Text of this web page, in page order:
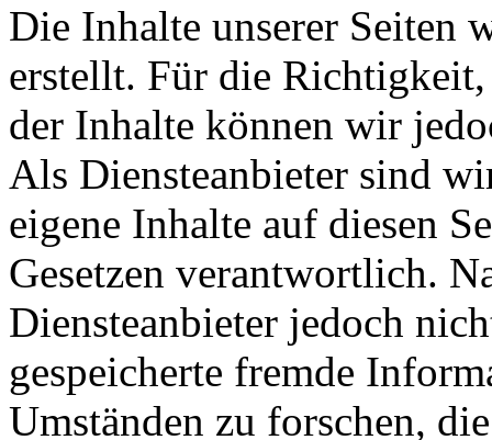
Die Inhalte unserer Seiten
erstellt. Für die
der Inhalte können wir
Als Diensteanbieter sind
eigene Inhalte auf diesen
Gesetzen verantwortlich.
Diensteanbieter jedoch
gespeicherte fremde
Umständen zu forschen,